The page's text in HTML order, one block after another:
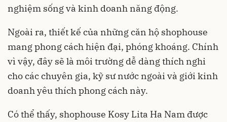
nghiệm sống và kinh doanh năng động.
Ngoài ra, thiết kế của những căn hộ shophouse
mang phong cách hiện đại, phóng khoáng. Chính
vì vậy, đây sẽ là môi trường dễ dàng thích nghi
cho các chuyên gia, kỹ sư nước ngoài và giới kinh
doanh yêu thích phong cách này.
Có thể thấy, shophouse Kosy Lita Ha Nam được